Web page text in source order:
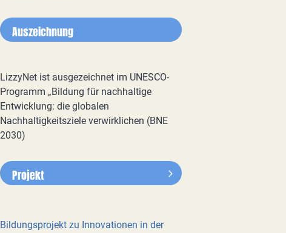
Auszeichnung
LizzyNet ist ausgezeichnet im UNESCO-
Programm „Bildung für nachhaltige
Entwicklung: die globalen
Nachhaltigkeitsziele verwirklichen (BNE
2030)
Projekt
Bildungsprojekt zu Innovationen in der